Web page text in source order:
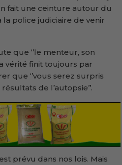
fait une ceinture autour du
police judiciaire de venir
que ‘’le menteur, son
vérité finit toujours par
que ‘’vous serez surpris
de l’autopsie’’.
prévu dans nos lois. Mais